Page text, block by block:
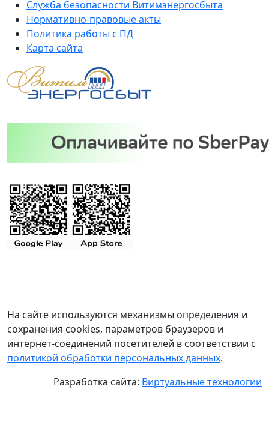
Служба безопасности Витимэнергосбыта
Нормативно-правовые акты
Политика работы с ПД
Карта сайта
На сайте используются механизмы определения и
сохранения cookies, параметров браузеров и
интернет-соединений посетителей в соответствии с
политикой обработки персональных данных.
Разработка сайта: Виртуальные технологии